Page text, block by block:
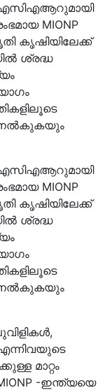
ഐസിഎആറുമായി
MIONP
കൃഷിയിലേക്ക്
ശ്രദ്ധ
നൽകുകയും
ഐസിഎആറുമായി
MIONP
കൃഷിയിലേക്ക്
ശ്രദ്ധ
നൽകുകയും
മാറ്റം
-ഇന്ത്യയെ